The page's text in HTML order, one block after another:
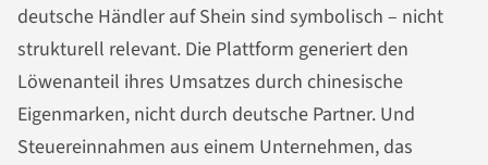
deutsche Händler auf Shein sind symbolisch – nicht
strukturell relevant. Die Plattform generiert den
Löwenanteil ihres Umsatzes durch chinesische
Eigenmarken, nicht durch deutsche Partner. Und
Steuereinnahmen aus einem Unternehmen, das